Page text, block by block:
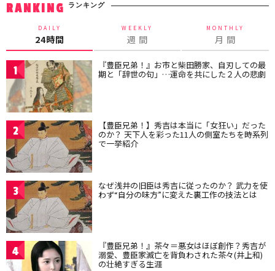
RANKING ランキング
DAILY
24時間
WEEKLY
週 間
MONTHLY
月 間
1 『豊臣兄弟！』お市と柴田勝家、自刃しての最
期と「辞世の句」…運命を共にした２人の悲劇
2 【豊臣兄弟！】秀吉は本当に「女狂い」だった
のか？ 天下人を彩った11人の側室たちを時系列
で一挙紹介
3 なぜ浅井の旧臣は秀吉に従ったのか？ 武力を使
わず“自分の味方”に変えた裏工作の技法とは
4 『豊臣兄弟！』茶々＝悪女はほぼ創作？秀吉が
溺愛、豊臣家滅亡を背負わされた茶々(井上和)
の壮絶すぎる生涯